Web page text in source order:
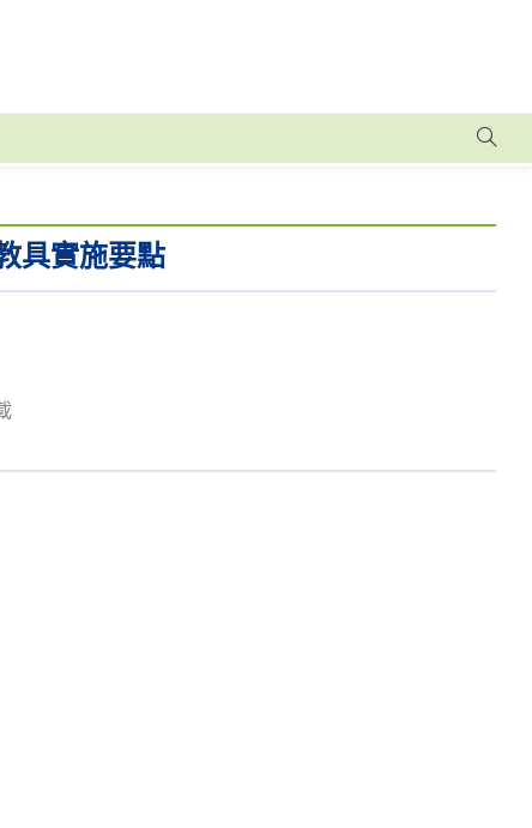
具實施要點